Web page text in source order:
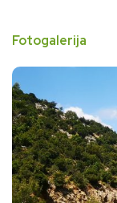
Fotogalerija